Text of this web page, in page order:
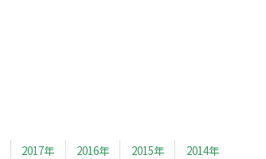
2017年 2016年 2015年
2014年